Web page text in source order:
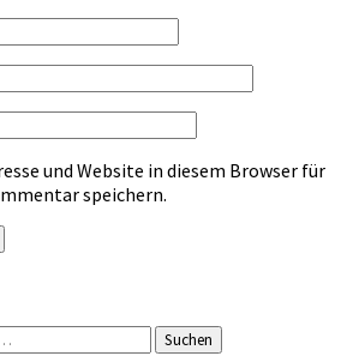
und Website in diesem Browser für
speichern.
Suchen